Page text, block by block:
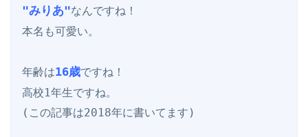
"みりあ"なんですね！
本名も可愛い。
年齢は16歳ですね！
高校1年生ですね。
(この記事は2018年に書いてます)